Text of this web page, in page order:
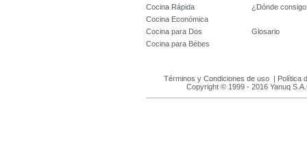
Cocina Rápida
¿Dónde
Cocina Económica
Cocina para Dos
Glosario
Cocina para Bébes
Términos y Condiciones de uso| Política
Copyright © 1999 - 2016 Yanuq